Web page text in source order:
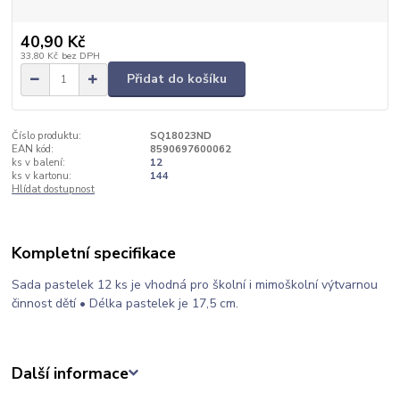
40,90 Kč
33,80 Kč bez DPH
Přidat do košíku
Číslo produktu:
SQ18023ND
EAN kód:
8590697600062
ks v balení:
12
ks v kartonu:
144
Hlídat dostupnost
Kompletní specifikace
Sada pastelek 12 ks je vhodná pro školní i mimoškolní výtvarnou
činnost dětí • Délka pastelek je 17,5 cm.
Další informace